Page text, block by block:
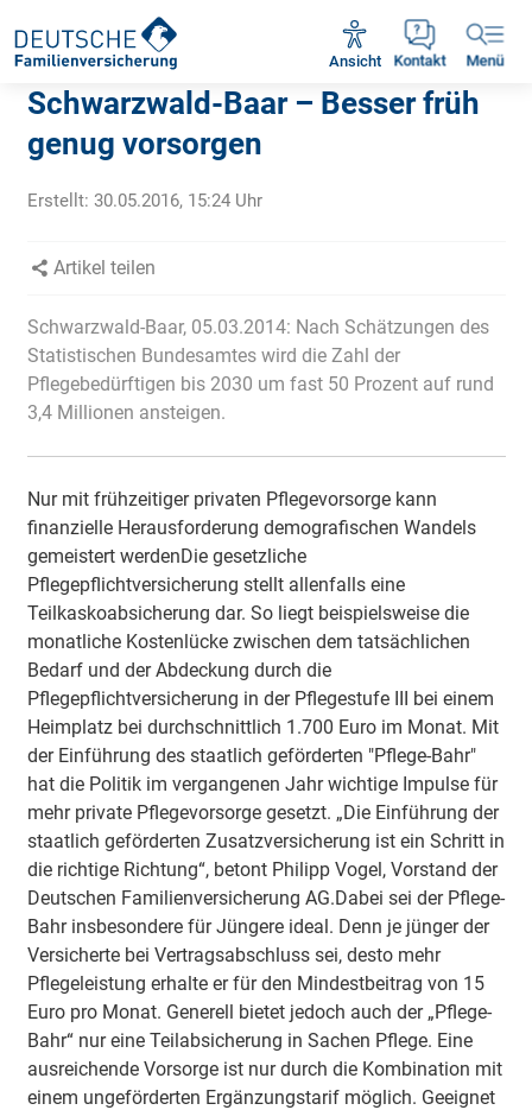
Kontakt
Ansicht Menü
Rückruf vereinbaren
Schwarzwald-Baar – Besser früh
genug vorsorgen
Erstellt: 30.05.2016, 15:24Uhr
Artikel teilen
Schwarzwald-Baar, 05.03.2014: Nach Schätzungen des
Statistischen Bundesamtes wird die Zahl der
Pflegebedürftigen bis 2030 um fast 50 Prozent auf rund
3,4 Millionen ansteigen.
Nur mit frühzeitiger privaten Pflegevorsorge kann
finanzielle Herausforderung demografischen Wandels
gemeistert werdenDie gesetzliche
Pflegepflichtversicherung stellt allenfalls eine
Teilkaskoabsicherung dar. So liegt beispielsweise die
monatliche Kostenlücke zwischen dem tatsächlichen
Bedarf und der Abdeckung durch die
Pflegepflichtversicherung in der Pflegestufe III bei einem
Heimplatz bei durchschnittlich 1.700 Euro im Monat. Mit
der Einführung des staatlich geförderten "Pflege-Bahr"
hat die Politik im vergangenen Jahr wichtige Impulse für
mehr private Pflegevorsorge gesetzt. „Die Einführung der
staatlich geförderten Zusatzversicherung ist ein Schritt in
die richtige Richtung“, betont Philipp Vogel, Vorstand der
Deutschen Familienversicherung AG.Dabei sei der Pflege-
Bahr insbesondere für Jüngere ideal. Denn je jünger der
Versicherte bei Vertragsabschluss sei, desto mehr
Pflegeleistung erhalte er für den Mindestbeitrag von 15
Euro pro Monat. Generell bietet jedoch auch der „Pflege-
Bahr“ nur eine Teilabsicherung in Sachen Pflege. Eine
ausreichende Vorsorge ist nur durch die Kombination mit
einem ungeförderten Ergänzungstarif möglich. Geeignet